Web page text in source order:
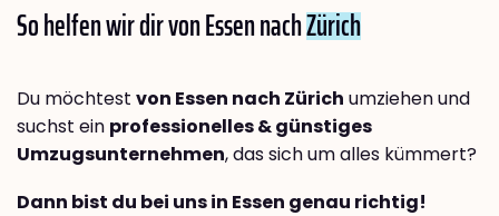
So helfen wir dir von Essen nachZürich
Du möchtest von Essen nach Zürich umziehen und
suchst ein professionelles & günstiges
Umzugsunternehmen, das sich um alles kümmert?
Dann bist du bei uns in Essen genau richtig!